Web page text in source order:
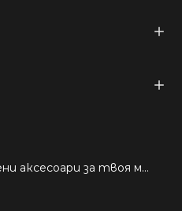
Търсиш качествени аксесоари за твоя модел? Как правилно да защитим новия си смартфон: Ръководство за аксесоари през 2026 г.